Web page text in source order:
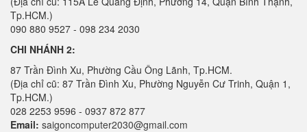
Tp.HCM.)
090 880 9527 - 098 234 2030
CHI NHÁNH 2:
87 Trần Đình Xu, Phường Cầu Ông Lãnh, Tp.HCM.
(Địa chỉ cũ: 87 Trần Đình Xu, Phường Nguyễn Cư Trinh, Quận 1,
Tp.HCM.)
028 2253 9596 - 0937 872 877
Email: saigoncomputer2030@gmail.com